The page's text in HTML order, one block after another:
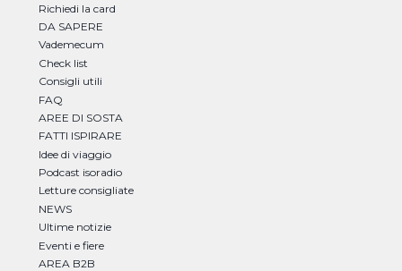
Richiedi la card
DA SAPERE
Vademecum
Check list
Consigli utili
FAQ
AREE DI SOSTA
FATTI ISPIRARE
Idee di viaggio
Podcast isoradio
Letture consigliate
NEWS
Ultime notizie
Eventi e fiere
AREA B2B